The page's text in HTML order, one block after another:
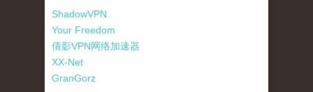
ShadowVPN
Your Freedom
倩影VPN网络加速器
XX-Net
GranGorz